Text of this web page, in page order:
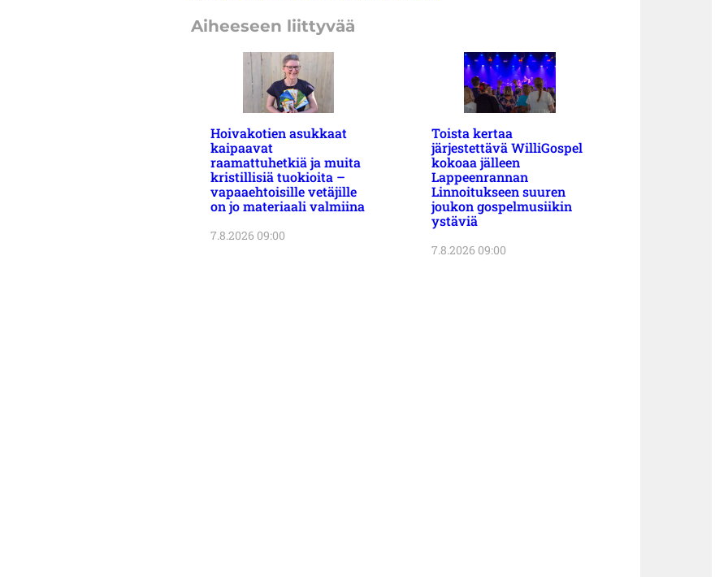
Aiheeseen liittyvää
Hoivakotien asukkaat
kaipaavat
raamattuhetkiä ja muita
kristillisiä tuokioita –
vapaaehtoisille vetäjille
on jo materiaali valmiina
7.8.2026 09:00
Toista kertaa
järjestettävä WilliGospel
kokoaa jälleen
Lappeenrannan
Linnoitukseen suuren
joukon gospelmusiikin
ystäviä
7.8.2026 09:00